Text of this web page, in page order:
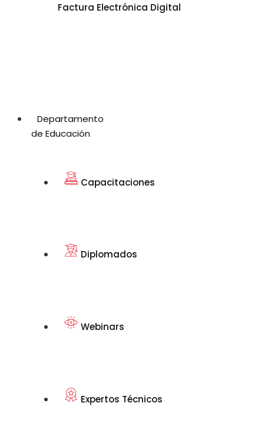
Factura Electrónica Digital
Departamento
de Educación
Capacitaciones
Diplomados
Webinars
Expertos Técnicos